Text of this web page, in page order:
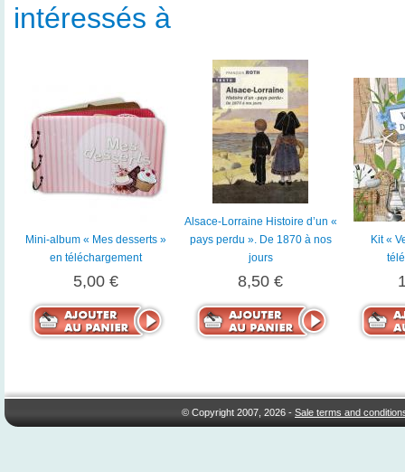
intéressés à
Mini-album « Mes desserts »
en téléchargement
5,00 €
Alsace-Lorraine Histoire d’un «
pays perdu ». De 1870 à nos
jours
8,50 €
Kit «
© Copyright 2007, 2026 -Sale terms and